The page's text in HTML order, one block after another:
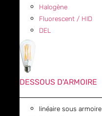
Halogène
Fluorescent / HID
DEL
DESSOUS D'ARMOIRE
linéaire sous armoire